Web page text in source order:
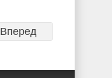
Вперед